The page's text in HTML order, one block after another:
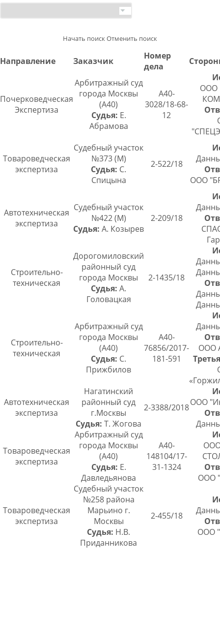
Начать поискОтменить поиск
Направление Заказчик
Номер
дела
Почерковедческая
Экспертиза
Арбитражный суд
города Москвы
(А40)
Судья: Е.
Абрамова
А40-
3028/18-68-
12
ООО
Товароведческая
экспертиза
Судебный участок
№373 (М)
Судья: С.
Спицына
2-522/18
ООО
Автотехническая
экспертиза
Судебный участок
№422 (М)
Судья: А. Козырев
2-209/18
Строительно-
техническая
Дорогомиловский
районный суд
города Москвы
Судья: А.
Головацкая
2-1435/18
Строительно-
техническая
Арбитражный суд
города Москвы
(А40)
Судья: С.
Прижбилов
А40-
76856/2017-
181-591
ООО
Автотехническая
экспертиза
Нагатинский
районный суд
г.Москвы
Судья: Т. Жогова
2-3388/2018ООО
Товароведческая
экспертиза
Арбитражный суд
города Москвы
(А40)
Судья: Е.
Давледьянова
А40-
148104/17-
31-1324
ООО
Товароведческая
экспертиза
Судебный участок
№258 района
Марьино г.
Москвы
Судья: Н.В.
Приданникова
2-455/18
ООО